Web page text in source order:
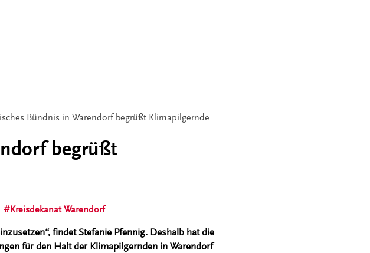
Bündnis in Warendorf begrüßt Klimapilgernde
begrüßt
Kreisdekanat Warendorf
findet Stefanie Pfennig. Deshalb hat die
für den Halt der Klimapilgernden in Warendorf